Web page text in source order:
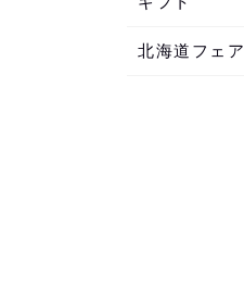
北海道フェア